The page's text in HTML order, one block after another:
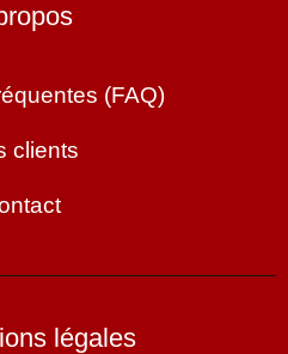
(FAQ)
clients
légales